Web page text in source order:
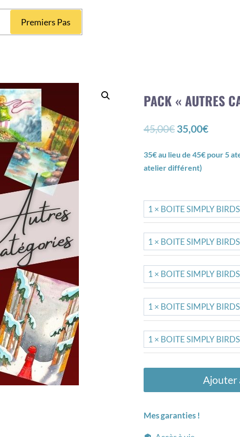
Premiers Pas
PACK « AUTRES
45,00€Le
initial
35,00€Le
actuel
35€ au lieu de 45€ pour 5
atelier différent)
Ajouter
Mes garanties !